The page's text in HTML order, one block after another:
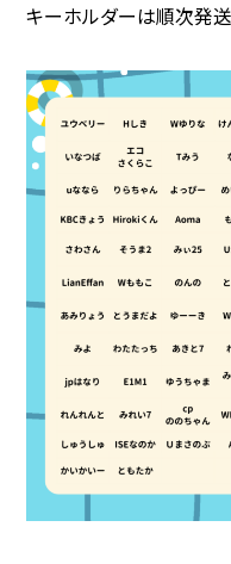
キーホルダーは順次発送